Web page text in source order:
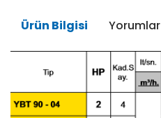
Ürün Bilgisi Yorumlar